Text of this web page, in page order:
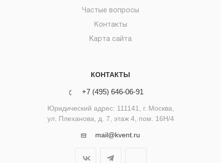
Частые вопросы
Контакты
Карта сайта
КОНТАКТЫ
+7 (495) 646-06-91
Юридический адрес: 111141, г. Москва,
ул. Плеханова, д. 7, этаж 4, пом. 16Н/4
mail@kvent.ru